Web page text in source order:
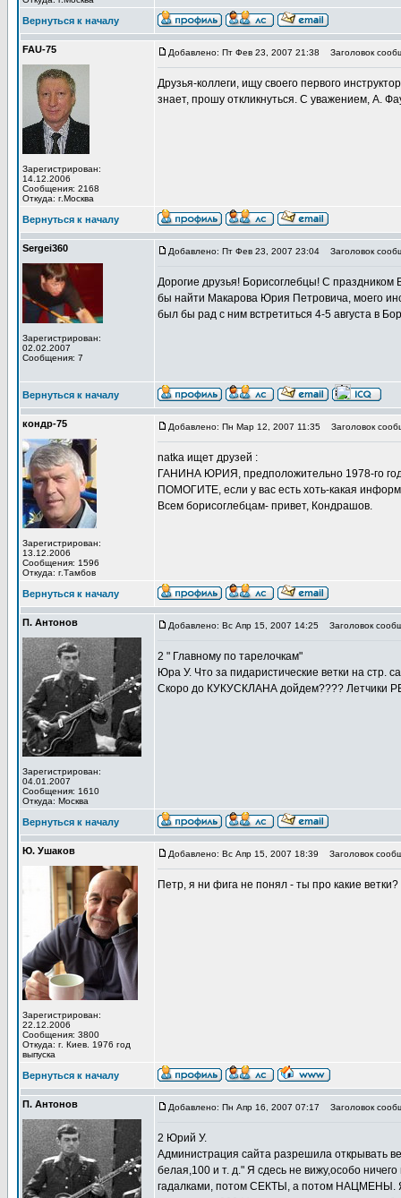
Вернуться к началу
FAU-75
Зарегистрирован:
14.12.2006
Сообщения: 2168
Откуда: г.Москва
Добавлено: Пт Фев 23, 2007 21:38 Заголовок
Друзья-коллеги, ищу своего первого
знает, прошу откликнуться. С уважением, А.
Вернуться к началу
Sergei360
Зарегистрирован:
02.02.2007
Сообщения: 7
Добавлено: Пт Фев 23, 2007 23:04 Заголовок
Дорогие друзья! Борисоглебцы! С праздником
бы найти Макарова Юрия Петровича, моего
был бы рад с ним встретиться 4-5 августа в
Вернуться к началу
кондр-75
Зарегистрирован:
13.12.2006
Сообщения: 1596
Откуда: г.Тамбов
Добавлено: Пн Мар 12, 2007 11:35 Заголовок
natka ищет друзей :
ГАНИНА ЮРИЯ, предположительно 1978-го
ПОМОГИТЕ, если у вас есть хоть-какая
Всем борисоглебцам- привет, Кондрашов.
Вернуться к началу
П. Антонов
Зарегистрирован:
04.01.2007
Сообщения: 1610
Откуда: Москва
Добавлено: Вс Апр 15, 2007 14:25 Заголовок
2 " Главному по тарелочкам"
Юра У. Что за пидаристические ветки на стр.
Скоро до КУКУСКЛАНА дойдем???? Летчики
Вернуться к началу
Ю. Ушаков
Зарегистрирован:
22.12.2006
Сообщения: 3800
Откуда: г. Киев. 1976 год
выпуска
Добавлено: Вс Апр 15, 2007 18:39 Заголовок
Петр, я ни фига не понял - ты про какие ветки?
Вернуться к началу
П. Антонов Добавлено: Пн Апр 16, 2007 07:17 Заголовок
2 Юрий У.
Администрация сайта разрешила открывать
белая,100 и т. д." Я сдесь не вижу,особо
гадалками, потом СЕКТЫ, а потом НАЦМЕНЫ. Я